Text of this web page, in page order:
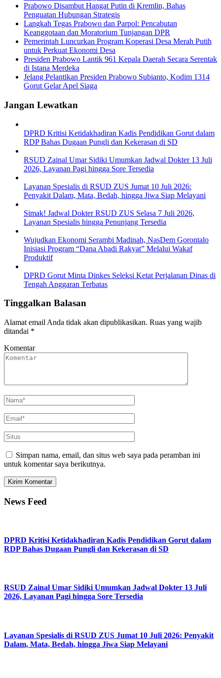
Prabowo Disambut Hangat Putin di Kremlin, Bahas
Penguatan Hubungan Strategis
Langkah Tegas Prabowo dan Parpol: Pencabutan
Keanggotaan dan Moratorium Tunjangan DPR
Pemerintah Luncurkan Program Koperasi Desa Merah Putih
untuk Perkuat Ekonomi Desa
Presiden Prabowo Lantik 961 Kepala Daerah Secara Serentak
di Istana Merdeka
Jelang Pelantikan Presiden Prabowo Subianto, Kodim 1314
Gorut Gelar Apel Siaga
Jangan Lewatkan
DPRD Kritisi Ketidakhadiran Kadis Pendidikan Gorut dalam
RDP Bahas Dugaan Pungli dan Kekerasan di SD
RSUD Zainal Umar Sidiki Umumkan Jadwal Dokter 13 Juli
2026, Layanan Pagi hingga Sore Tersedia
Layanan Spesialis di RSUD ZUS Jumat 10 Juli 2026:
Penyakit Dalam, Mata, Bedah, hingga Jiwa Siap Melayani
Simak! Jadwal Dokter RSUD ZUS Selasa 7 Juli 2026,
Layanan Spesialis hingga Penunjang Tersedia
Wujudkan Ekonomi Serambi Madinah, NasDem Gorontalo
Inisiasi Program “Dana Abadi Rakyat” Melalui Wakaf
Produktif
DPRD Gorut Minta Dinkes Seleksi Ketat Perjalanan Dinas di
Tengah Anggaran Terbatas
Tinggalkan Balasan
Alamat email Anda tidak akan dipublikasikan. Ruas yang wajib
ditandai *
Komentar
Simpan nama, email, dan situs web saya pada peramban ini
untuk komentar saya berikutnya.
News Feed
DPRD Kritisi Ketidakhadiran Kadis Pendidikan Gorut dalam
RDP Bahas Dugaan Pungli dan Kekerasan di SD
RSUD Zainal Umar Sidiki Umumkan Jadwal Dokter 13 Juli
2026, Layanan Pagi hingga Sore Tersedia
Layanan Spesialis di RSUD ZUS Jumat 10 Juli 2026: Penyakit
Dalam, Mata, Bedah, hingga Jiwa Siap Melayani